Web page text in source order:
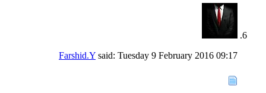
Farshid.Y said: Tuesday 9 February 2016 09:17